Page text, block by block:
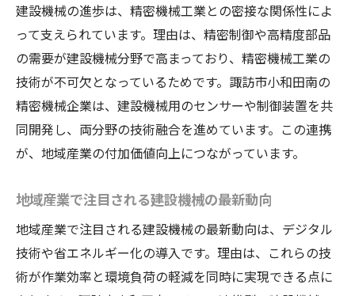
建設機械業界でも進むPayPay活用の現状
地域産業とPayPayの連携で生まれる新たな動
き
PayPayキャンペーンが建設機械市場に与える
影響
建設機械関連企業のキャッシュレス推進事
PayPay導入による建設機械業界の業務効率化
建設機械分野で広がる地域キャッシュレス
経済
諏訪市の中小企業連携と建設機械開発の今
建設機械の進歩は、精密機械工業との密接な関係性によ
って支えられています。理由は、精密制御や高精度部品
の需要が建設機械分野で高まっており、精密機械工業の
技術が不可欠となっているためです。諏訪市小和田南の
精密機械企業は、建設機械用のセンサーや制御装置を共
同開発し、両分野の技術融合を進めています。この連携
が、地域産業の付加価値向上につながっています。
地域産業で注目される建設機械の最新動向
地域産業で注目される建設機械の最新動向は、デジタル
技術や省エネルギー化の導入です。理由は、これらの技
術が作業効率と環境負荷の軽減を同時に実現できる点に